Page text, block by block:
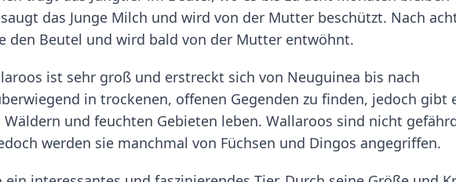
das Junge Milch und wird von der Mutter beschützt. Nach
den Beutel und wird bald von der Mutter entwöhnt.
ist sehr groß und erstreckt sich von Neuguinea bis nach
in trockenen, offenen Gegenden zu finden, jedoch gibt
und feuchten Gebieten leben. Wallaroos sind nicht
werden sie manchmal von Füchsen und Dingos angegriffen.